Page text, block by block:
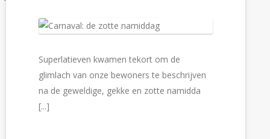
Superlatieven kwamen tekort om de
glimlach van onze bewoners te beschrijven
na de geweldige, gekke en zotte namidda
[...]